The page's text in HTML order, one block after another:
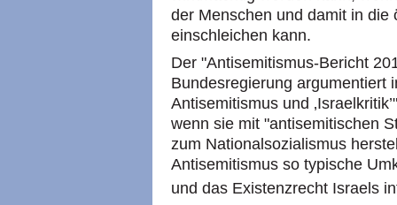
der Menschen und damit in die
einschleichen kann.
Der "Antisemitismus-Bericht
Bundesregierung argumentiert
Antisemitismus und
wenn sie mit "antisemitischen
zum Nationalsozialismus
Antisemitismus so typische
und das Existenzrecht Israels